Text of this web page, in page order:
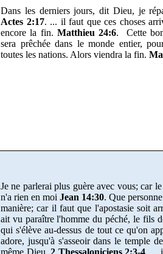
Dans les derniers jours, dit Dieu, je
Actes 2:17. ... il faut que ces choses
encore la fin. Matthieu 24:6. Cette
sera prêchée dans le monde entier,
toutes les nations. Alors viendra la fin.
Je ne parlerai plus guère avec vous; car
n'a rien en moi Jean 14:30. Que
manière; car il faut que l'apostasie soit
ait vu paraître l'homme du péché, le fils
qui s'élève au-dessus de tout ce qu'on
adore, jusqu'à s'asseoir dans le temple